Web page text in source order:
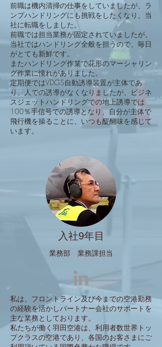
前職は機内清掃の仕事をしていましたが、ラ
ンプハンドリングにも挑戦をしたくなり、当
社に転職をしました。
前職では担当業務が固定されていましたが、
当社ではハンドリング全般を担うので、毎日
がとても新鮮です。
またハンドリング作業で花形のマーシャリン
グ作業に憧れがありました。
定期便ではVDGS自動誘導装置が主体であ
り、人での誘導がなくなりましたが、ビジネ
スジェットハンドリングでの地上誘導では
100％手信号での誘導となり、自分が主体で
飛行機を操ることに、いつも醍醐味を感じて
います。
入社9年目
​業務部 業務課担当
私は、フロントライン及び今までの空港勤務
の経験を活かしパートナー会社のサポートを
主な業務としております。
私たちが働く羽田空港は、利用者数世界トッ
プクラスの空港であり、各国のお客さまにご